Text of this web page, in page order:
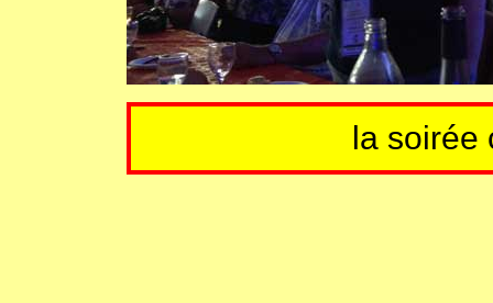
la soirée